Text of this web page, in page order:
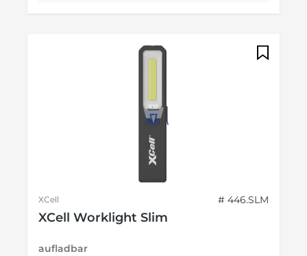
XCell # 446.SLM
XCell Worklight Slim
aufladbar